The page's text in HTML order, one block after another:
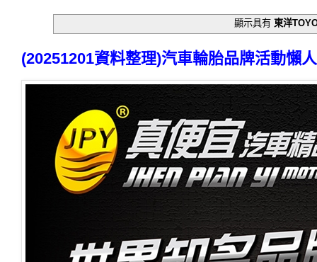
顯示具有 東洋
(20251201資料整理)汽車輪胎品牌活動懶